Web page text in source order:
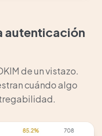
autenticación
de un vistazo.
cuándo algo